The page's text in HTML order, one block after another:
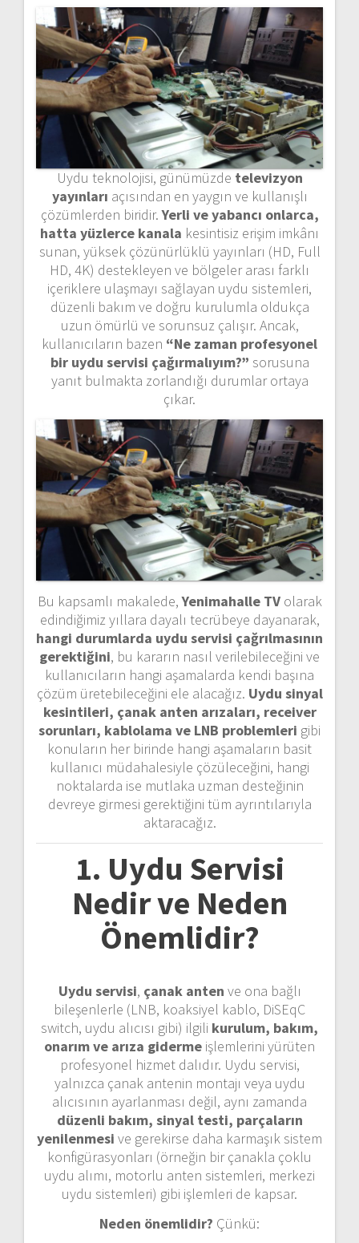
Uydu teknolojisi, günümüzde televizyon
yayınları açısından en yaygın ve kullanışlı
çözümlerden biridir.Yerli ve yabancı onlarca,
hatta yüzlerce kanala kesintisiz erişim imkânı
sunan, yüksek çözünürlüklü yayınları (HD, Full
HD, 4K) destekleyen ve bölgeler arası farklı
içeriklere ulaşmayı sağlayan uydu sistemleri,
düzenli bakım ve doğru kurulumla oldukça
uzun ömürlü ve sorunsuz çalışır. Ancak,
kullanıcıların bazen “Ne zaman profesyonel
bir uydu servisi çağırmalıyım?” sorusuna
yanıt bulmakta zorlandığı durumlar ortaya
çıkar.
Bu kapsamlı makalede,Yenimahalle TVolarak
edindiğimiz yıllara dayalı tecrübeye dayanarak,
hangi durumlarda uydu servisi çağrılmasının
gerektiğini, bu kararın nasıl verilebileceğini ve
kullanıcıların hangi aşamalarda kendi başına
çözüm üretebileceğini ele alacağız. Uydu sinyal
kesintileri, çanak anten arızaları, receiver
sorunları, kablolama ve LNB problemleri gibi
konuların her birinde hangi aşamaların basit
kullanıcı müdahalesiyle çözüleceğini, hangi
noktalarda ise mutlaka uzman desteğinin
devreye girmesi gerektiğini tüm ayrıntılarıyla
aktaracağız.
1. Uydu Servisi
Nedir ve Neden
Önemlidir?
Uydu servisi, çanak anten ve ona bağlı
bileşenlerle (LNB, koaksiyel kablo, DiSEqC
switch, uydu alıcısı gibi) ilgili kurulum, bakım,
onarım ve arıza giderme işlemlerini yürüten
profesyonel hizmet dalıdır. Uydu servisi,
yalnızca çanak antenin montajı veya uydu
alıcısının ayarlanması değil, aynı zamanda
düzenli bakım, sinyal testi, parçaların
yenilenmesi ve gerekirse daha karmaşık sistem
konfigürasyonları (örneğin bir çanakla çoklu
uydu alımı, motorlu anten sistemleri, merkezi
uydu sistemleri) gibi işlemleri de kapsar.
Neden önemlidir? Çünkü: